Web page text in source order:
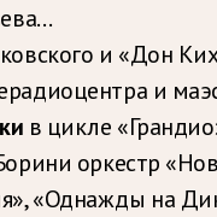
и «Дон
и
в цикле
оркестр
«Однажды на